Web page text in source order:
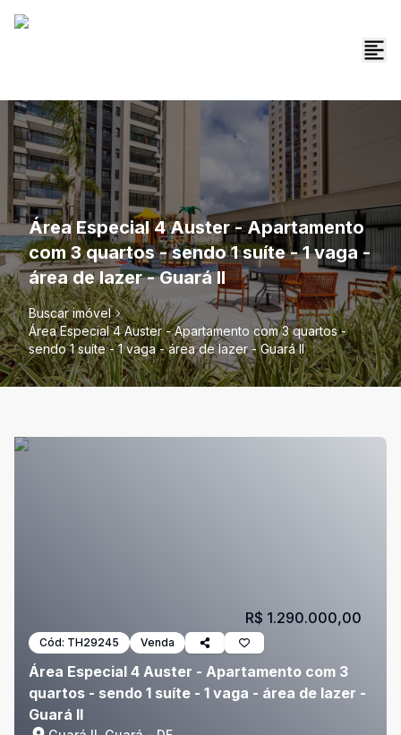
Área Especial 4 Auster - Apartamento
com 3 quartos - sendo 1 suíte - 1 vaga -
área de lazer - Guará II
Buscar imóvel
Área Especial 4 Auster - Apartamento com 3 quartos -
sendo 1 suíte - 1 vaga - área de lazer - Guará II
Cód: TH29245 Venda
Área Especial 4 Auster - Apartamento com 3
quartos - sendo 1 suíte - 1 vaga - área de lazer -
Guará II
R$ 1.290.000,00